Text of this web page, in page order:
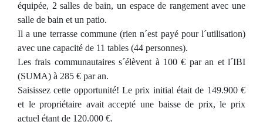
équipée, 2 salles de bain, un espace de rangement avec une
salle de bain et un patio.
Il a une terrasse commune (rien n´est payé pour l´utilisation)
avec une capacité de 11 tables (44 personnes).
Les frais communautaires s´élèvent à 100 € par an et l´IBI
(SUMA) à 285 € par an.
Saisissez cette opportunité! Le prix initial était de 149.900 €
et le propriétaire avait accepté une baisse de prix, le prix
actuel étant de 120.000 €.